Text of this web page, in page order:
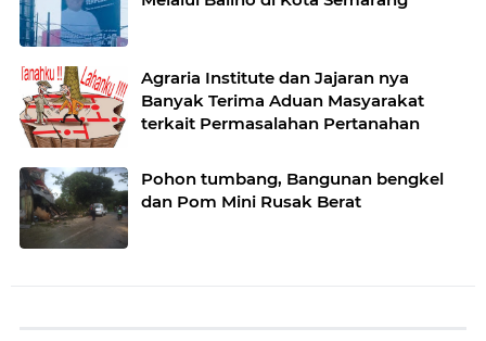
Agraria Institute dan Jajaran nya
Banyak Terima Aduan Masyarakat
terkait Permasalahan Pertanahan
Pohon tumbang, Bangunan bengkel
dan Pom Mini Rusak Berat